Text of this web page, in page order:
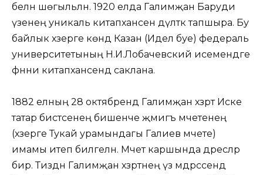
белән шөгыльләнә. 1920 елда Галимҗан Баруди
үзенең уникаль китапханәсен дәүләткә тапшыра. Бу
байлык хәзерге көндә Казан (Идел буе) федераль
университетының Н.И.Лобачевский исемендәге
фәнни китапханәсендә саклана.
1882 елның 28 октябрендә Галимҗан хәзрәт Иске
татар бистәсенең бишенче җәмигъ мәчетенең
(хәзерге Тукай урамындагы Галиев мәчете)
имамы итеп билгеләнә. Мәчет каршында дәресләр
бирә. Тиздән Галимҗан хәзрәтнең үз мәдрәсәсендә